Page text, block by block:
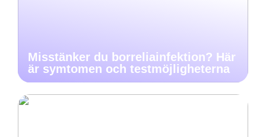
Misstänker du borreliainfektion? Här
är symtomen och testmöjligheterna